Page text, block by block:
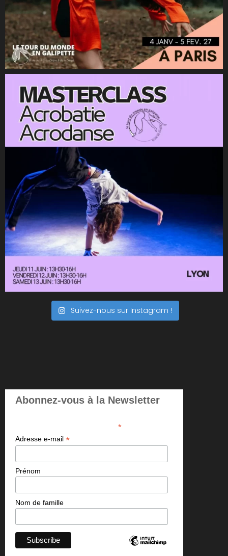
Suivez-nous sur Instagram !
Abonnez-vous à la Newsletter
*indicates required
Adresse e-mail *
Prénom
Nom de famille